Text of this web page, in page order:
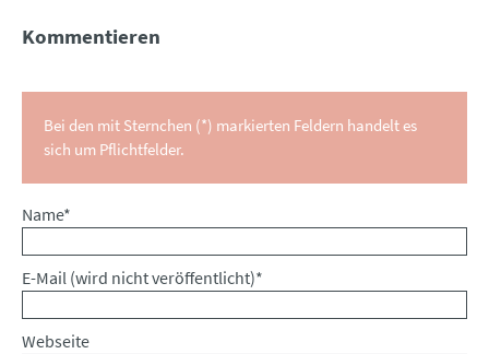
Kommentieren
Bei den mit Sternchen (*) markierten Feldern handelt es
sich um Pflichtfelder.
Pflichtfeld
Name*
Pflichtfeld
E-Mail (wird nicht veröffentlicht)*
Webseite